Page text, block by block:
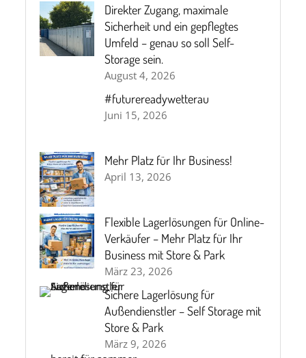
Direkter Zugang, maximale
Sicherheit und ein gepflegtes
Umfeld – genau so soll Self-
Storage sein.
August 4, 2026
#futurereadywetterau
Juni 15, 2026
Mehr Platz für Ihr Business!
April 13, 2026
Flexible Lagerlösungen für Online-
Verkäufer – Mehr Platz für Ihr
Business mit Store & Park
März 23, 2026
Sichere Lagerlösung für
Außendienstler – Self Storage mit
Store & Park
März 9, 2026